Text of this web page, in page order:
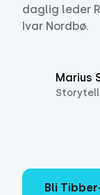
daglig leder
Ivar Nordbø.
Marius
Bli